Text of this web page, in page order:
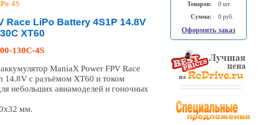
4S
Race LiPo Battery 4S1P 14.8V
XT60
130C-4S
ManiaX Power FPV Race
14.8V с разъёмом XT60 и током
небольших авиамоделей и гоночных
мм.
Товаров:
0 шт.
Сумма:
0 руб.
Оформить заказ